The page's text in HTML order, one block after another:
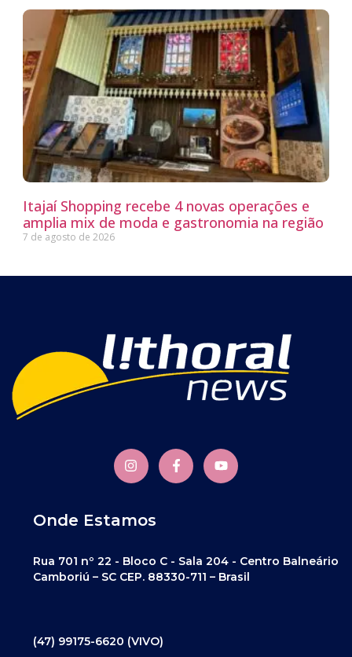
Itajaí Shopping recebe 4 novas operações e
amplia mix de moda e gastronomia na região
7 de agosto de 2026
Onde Estamos
Rua 701 nº 22 - Bloco C - Sala 204 - Centro Balneário
Camboriú – SC CEP. 88330-711 – Brasil
(47) 99175-6620 (VIVO)